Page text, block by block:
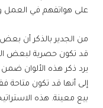
على هواتفهم في العمل
من الجدير بالذكر أن
قد تكون حصرية لبعض
يرد ذكر هذه الألوان
إلى أنها قد تكون
بيع معينة. هذه